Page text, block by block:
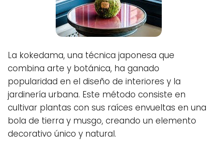
La kokedama, una técnica japonesa que
combina arte y botánica, ha ganado
popularidad en el diseño de interiores y la
jardinería urbana. Este método consiste en
cultivar plantas con sus raíces envueltas en una
bola de tierra y musgo, creando un elemento
decorativo único y natural.